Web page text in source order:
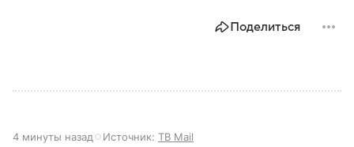
Поделиться
4 минуты назад Источник: ТВ Mail